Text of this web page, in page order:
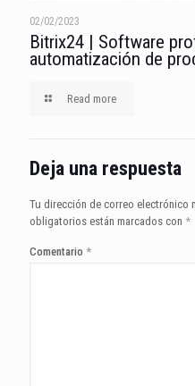
02/02/2023
Bitrix24 | Software
automatización de
Read more
Deja una respuesta
Tu dirección de correo electrónico
obligatorios están marcados con *
Comentario *